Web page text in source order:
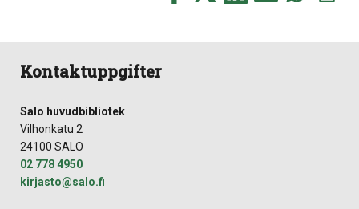
this
this
Kontaktuppgifter
Salo huvudbibliotek
Vilhonkatu 2
24100 SALO
02 778 4950
kirjasto​@​salo.​fi​